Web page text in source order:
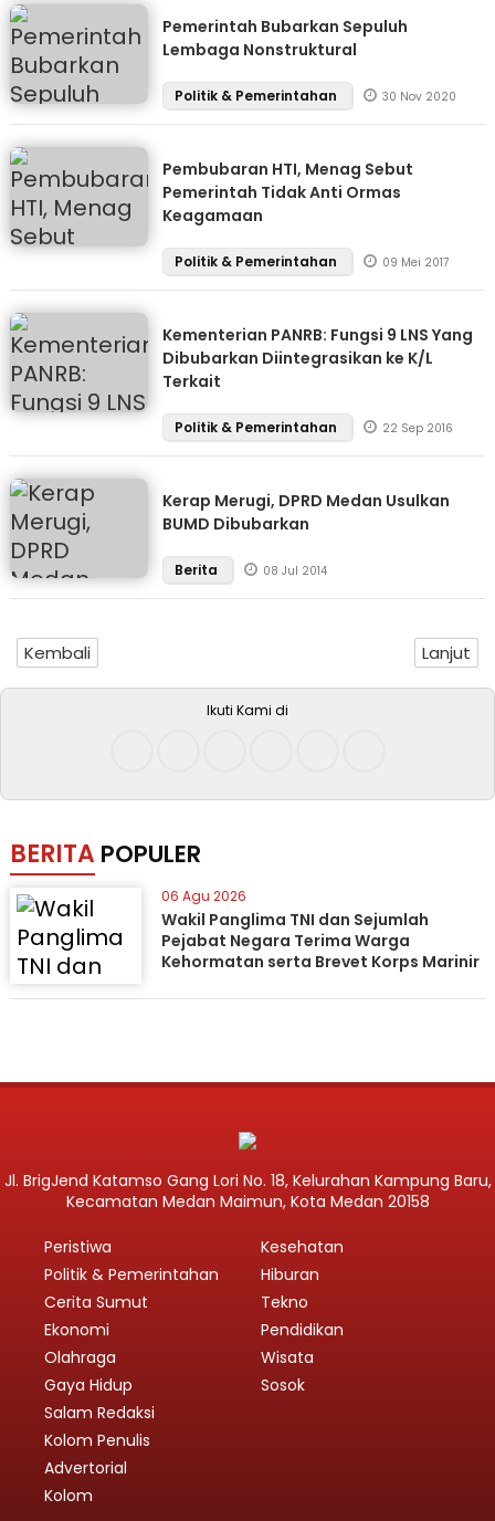
Pemerintah Bubarkan Sepuluh
Lembaga Nonstruktural
Politik & Pemerintahan 30 Nov 2020
Pembubaran HTI, Menag Sebut
Pemerintah Tidak Anti Ormas
Keagamaan
Politik & Pemerintahan 09 Mei 2017
Kementerian PANRB: Fungsi 9 LNS Yang
Dibubarkan Diintegrasikan ke K/L
Terkait
Politik & Pemerintahan 22 Sep 2016
Kerap Merugi, DPRD Medan Usulkan
BUMD Dibubarkan
Berita 08 Jul 2014
Kembali Lanjut
Ikuti Kami di
BERITA POPULER
06 Agu 2026
Wakil Panglima TNI dan Sejumlah
Pejabat Negara Terima Warga
Kehormatan serta Brevet Korps Marinir
Jl. BrigJend Katamso Gang Lori No. 18, Kelurahan Kampung Baru,
Kecamatan Medan Maimun, Kota Medan 20158
Peristiwa
Politik & Pemerintahan
Cerita Sumut
Ekonomi
Olahraga
Gaya Hidup
Kesehatan
Hiburan
Tekno
Pendidikan
Wisata
Sosok
Salam Redaksi
Kolom Penulis
Advertorial
Kolom